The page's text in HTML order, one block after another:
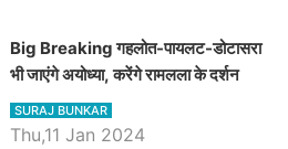
Big Breaking गहलोत-पायलट-डोटासरा
भी जाएंगे अयोध्या, करेंगे रामलला के दर्शन
SURAJ BUNKAR
Thu,11 Jan 2024